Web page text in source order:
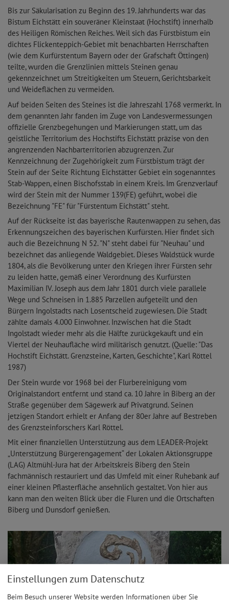
Bis zur Säkularisation zu Beginn des 19. Jahrhunderts war das
Bistum Eichstätt ein souveräner Kleinstaat (Hochstift) innerhalb
des Heiligen Römischen Reiches. Weil sich das Fürstbistum ein
dichtes Flickenteppich-Gebiet mit benachbarten Herrschaften
(wie dem Kurfürstentum Bayern oder der Grafschaft Öttingen)
teilte, wurden die Grenzlinien mittels Steinen genau
gekennzeichnet um Streitigkeiten um Steuern, Gerichtsbarkeit
und Weideflächen zu vermeiden.
Auf beiden Seiten des Steines ist die Jahreszahl 1768 vermerkt. In
dem genannten Jahr fanden im Zuge von Landesvermessungen
offizielle Grenzbegehungen und Markierungen statt, um das
geistliche Territorium des Hochstifts Eichstätt präzise von den
angrenzenden Nachbarterritorien abzugrenzen. Zur
Kennzeichnung der Zugehörigkeit zum Fürstbistum trägt der
Stein auf der Seite Richtung Eichstätter Gebiet ein sogenanntes
Stab-Wappen, einen Bischofsstab in einem Kreis. Im Grenzverlauf
wird der Stein mit der Nummer 139(FE) geführt, wobei die
Bezeichnung "FE" für "Fürstentum Eichstätt" steht.
Auf der Rückseite ist das bayerische Rautenwappen zu sehen, das
Erkennungszeichen des bayerischen Kurfürsten. Hier findet sich
auch die Bezeichnung N 52. "N" steht dabei für "Neuhau" und
bezeichnet das anliegende Waldgebiet. Dieses Waldstück wurde
1804, als die Bevölkerung unter den Kriegen ihrer Fürsten sehr
zu leiden hatte, gemäß einer Verordnung des Kurfürsten
Maximilian IV. Joseph aus dem Jahr 1801 durch viele parallele
Wege und Schneisen in 1.885 Parzellen aufgeteilt und den
Bürgern Ingolstadts nach Losentscheid zugewiesen. Die Stadt
zählte damals 4.000 Einwohner. Inzwischen hat die Stadt
Ingolstadt wieder mehr als die Hälfte zurückgekauft und ein
Viertel der Neuhaufläche wird militärisch genutzt. (Quelle: "Das
Hochstift Eichstätt. Grenzsteine, Karten, Geschichte", Karl Röttel
1987)
Der Stein wurde vor 1968 bei der Flurbereinigung vom
Originalstandort entfernt und stand ca. 10 Jahre in Biberg an der
Straße gegenüber dem Sägewerk auf Privatgrund. Seinen
jetzigen Standort erhielt er Anfang der 80er Jahre auf Bestreben
des Grenzsteinforschers Karl Röttel.
Mit einer finanziellen Unterstützung aus dem LEADER-Projekt
„Unterstützung Bürgerengagement“ der Lokalen Aktionsgruppe
(LAG) Altmühl-Jura hat der Arbeitskreis Biberg den Stein
fachmännisch restauriert und das Umfeld mit einer Ruhebank auf
einer kleinen Pflasterfläche ansehnlich gestaltet. Von hier aus
kann man den weiten Blick über die Fluren und die Ortschaften
Biberg und Dunsdorf genießen.
Einstellungen zum Datenschutz
Beim Besuch unserer Website werden Informationen über Sie